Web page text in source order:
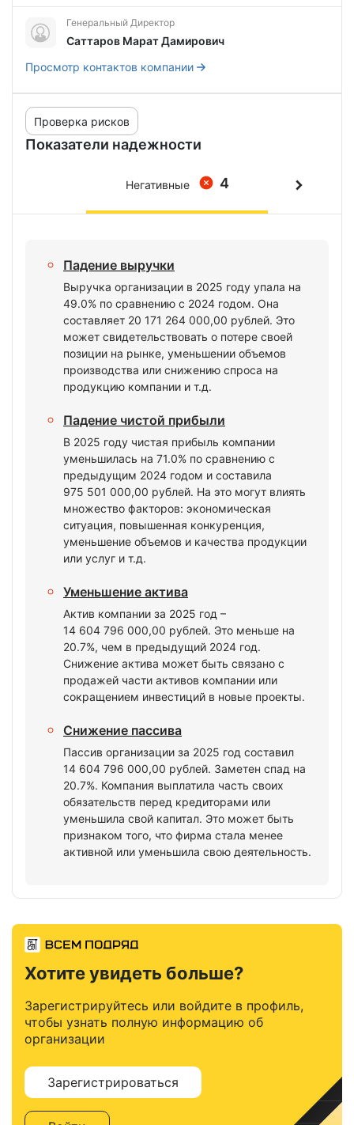
Генеральный Директор
Саттаров Марат Дамирович
Просмотр контактов компании
Показатели надежности
Проверка рисков
4
Негативные
Падение выручки
Выручка организации в 2025 году упала на
49.0% по сравнению с 2024 годом. Она
составляет 20 171 264 000,00 рублей. Это
может свидетельствовать о потере своей
позиции на рынке, уменьшении объемов
производства или снижению спроса на
продукцию компании и т.д.
Падение чистой прибыли
В 2025 году чистая прибыль компании
уменьшилась на 71.0% по сравнению с
предыдущим 2024 годом и составила
975 501 000,00 рублей. На это могут влиять
множество факторов: экономическая
ситуация, повышенная конкуренция,
уменьшение объемов и качества продукции
или услуг и т.д.
Уменьшение актива
Актив компании за 2025 год –
14 604 796 000,00 рублей. Это меньше на
20.7%, чем в предыдущий 2024 год.
Снижение актива может быть связано с
продажей части активов компании или
сокращением инвестиций в новые проекты.
Снижение пассива
Пассив организации за 2025 год составил
14 604 796 000,00 рублей. Заметен спад на
20.7%. Компания выплатила часть своих
обязательств перед кредиторами или
уменьшила свой капитал. Это может быть
признаком того, что фирма стала менее
активной или уменьшила свою деятельность.
Хотите увидеть больше?
Зарегистрируйтесь или войдите в профиль,
чтобы узнать полную информацию об
организации
Зарегистрироваться